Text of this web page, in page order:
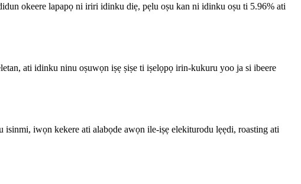
okeere lapapọ ni iriri idinku diẹ, pẹlu oṣu kan ni idinku oṣu ti 5.96% ati
ati idinku ninu oṣuwọn iṣẹ ṣiṣe ti iṣelọpọ irin-kukuru yoo ja si ibeere
iwọn kekere ati alabọde awọn ile-iṣẹ elekiturodu lẹẹdi, roasting ati